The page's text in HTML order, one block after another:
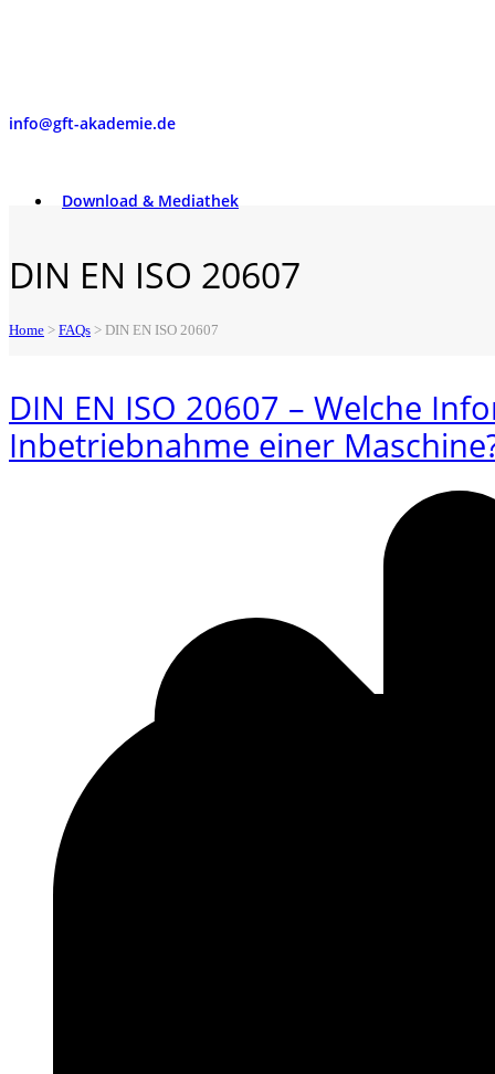
info@gft-akademie.de
Download & Mediathek
DIN EN ISO 20607
Home > FAQs > DIN EN ISO 20607
DIN EN ISO 20607 – Welche
Inbetriebnahme einer